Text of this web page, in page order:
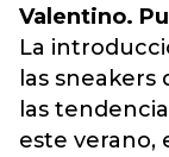
Valentino.
La
las
las
este verano,